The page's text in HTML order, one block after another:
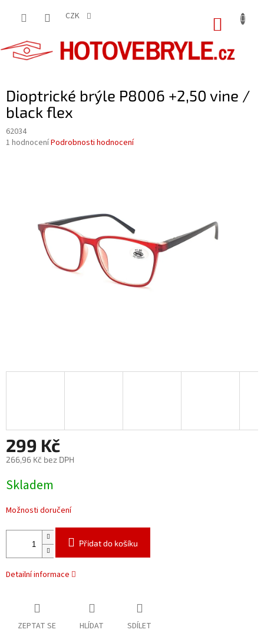
CZK
Dioptrické brýle P8006 +2,50 vine /
black flex
62034
Průměrné
1 hodnoceníPodrobnosti hodnocení
299 Kč
266,96 Kč bez DPH
cena:
Skladem
Možnosti doručení
Přidat do košíku
Detailní informace
ZEPTAT SE HLÍDAT SDÍLET